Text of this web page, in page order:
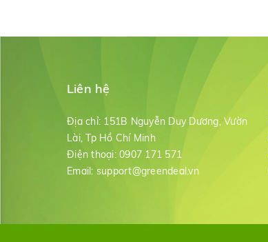
Liên hệ
Địa chỉ: 151B Nguyễn Duy Dương, Vườn
Lài, Tp Hồ Chí Minh
Điện thoại: 0907 171 571
Email: support@greendeal.vn